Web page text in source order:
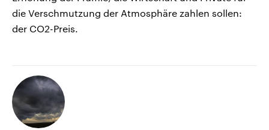
die Verschmutzung der Atmosphäre zahlen sollen:
der CO2-Preis.